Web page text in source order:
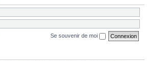
Se souvenir de moi